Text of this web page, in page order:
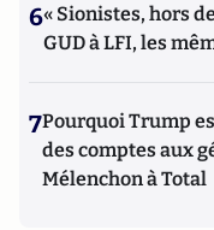
6« Sionistes, hors
GUD à LFI, les
7Pourquoi Trump
des comptes aux
Mélenchon à Total